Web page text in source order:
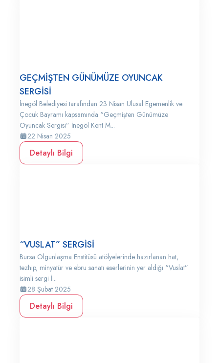
GEÇMİŞTEN GÜNÜMÜZE OYUNCAK
SERGİSİ
İnegöl Belediyesi tarafından 23 Nisan Ulusal Egemenlik ve
Çocuk Bayramı kapsamında “Geçmişten Günümüze
Oyuncak Sergisi” İnegöl Kent M...
22 Nisan 2025
Detaylı Bilgi
“VUSLAT” SERGİSİ
Bursa Olgunlaşma Enstitüsü atölyelerinde hazırlanan hat,
tezhip, minyatür ve ebru sanatı eserlerinin yer aldığı “Vuslat”
isimli sergi İ...
28 Şubat 2025
Detaylı Bilgi